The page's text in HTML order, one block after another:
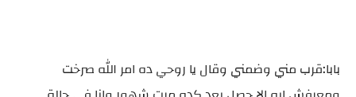
بابا:قرب مني وضمني وقال يا روحي ده امر الله صرخت